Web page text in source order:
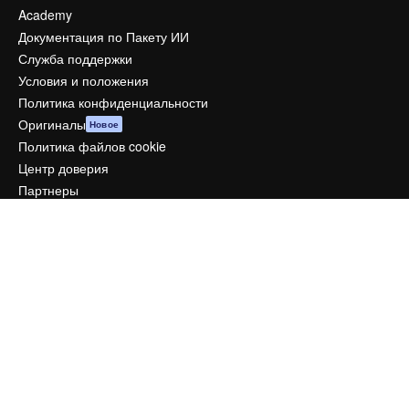
Academy
Документация по Пакету ИИ
Служба поддержки
Условия и положения
Политика конфиденциальности
Оригиналы Новое
Политика файлов cookie
Центр доверия
Партнеры